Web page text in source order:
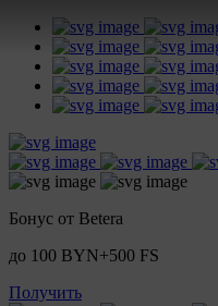
Бонус от Betera
до 100 BYN+500 FS
Получить